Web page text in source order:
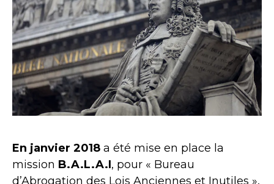
En janvier 2018 a été mise en place la
mission B.A.L.A.I, pour « Bureau
d’Abrogation des Lois Anciennes et Inutiles »,